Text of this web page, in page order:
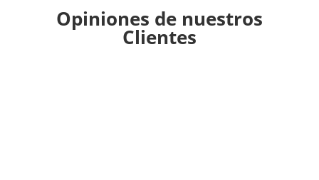
Opiniones de nuestros
Clientes